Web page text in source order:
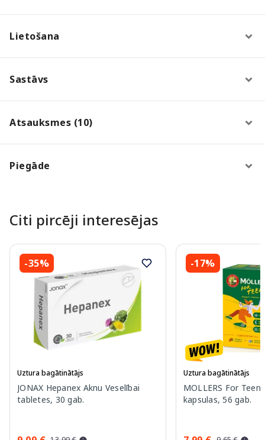
Lietošana
Sastāvs
Atsauksmes (10)
Piegāde
Citi pircēji interesējas
-35%
Uztura bagātinātājs
JONAX Hepanex Aknu Veselībai
tabletes, 30 gab.
-17%
Uztura bagātinātājs
MOLLERS For
kapsulas, 56 gab.